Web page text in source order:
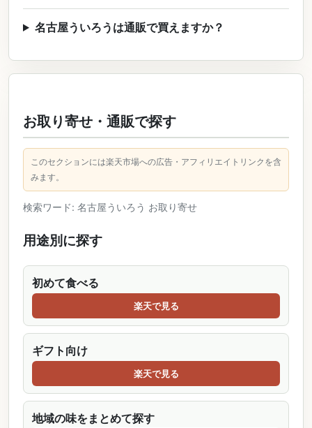
名古屋ういろうは通販で買えますか？
お取り寄せ・通販で探す
このセクションには楽天市場への広告・アフィリエイトリンクを含
みます。
検索ワード: 名古屋ういろう お取り寄せ
用途別に探す
初めて食べる
楽天で見る
ギフト向け
楽天で見る
地域の味をまとめて探す